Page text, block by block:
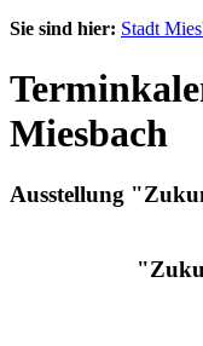
Sie sind hier: Stadt
Miesbach
Ausstellung